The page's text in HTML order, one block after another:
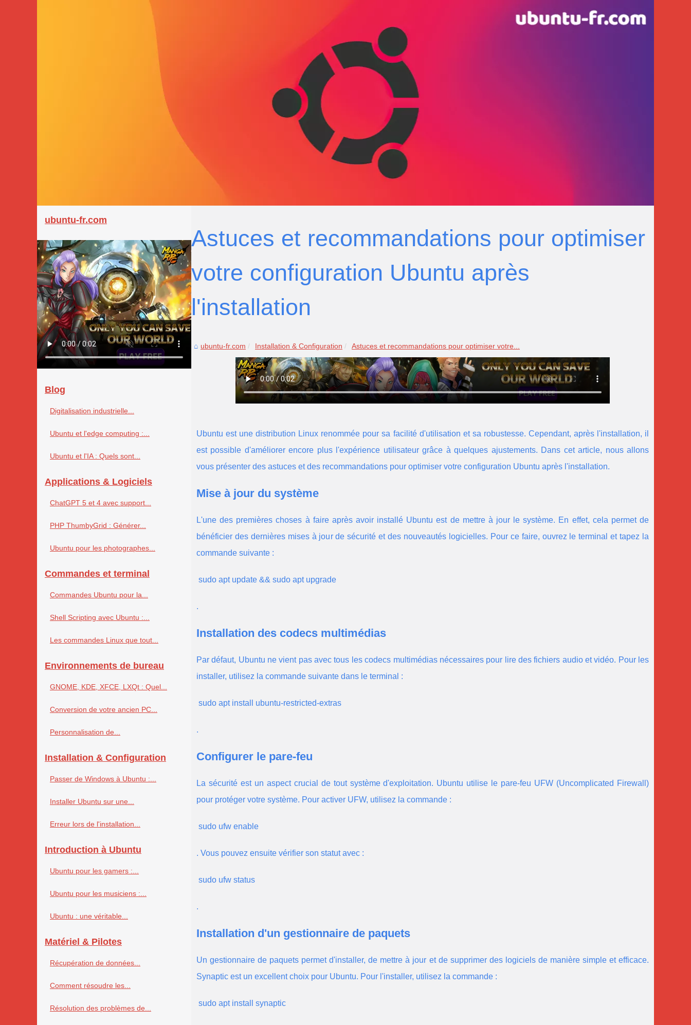
Astuces et recommandations pour optimiser
votre configuration Ubuntu après
l'installation
ubuntu-fr.com Installation & Configuration Astuces et recommandations pour optimiser votre...
Ubuntu est une distribution Linux renommée pour sa facilité d'utilisation et sa robustesse. Cependant, après l'installation, il
est possible d'améliorer encore plus l'expérience utilisateur grâce à quelques ajustements. Dans cet article, nous allons
vous présenter des astuces et des recommandations pour optimiser votre configuration Ubuntu après l'installation.
Mise à jour du système
L'une des premières choses à faire après avoir installé Ubuntu est de mettre à jour le système. En effet, cela permet de
bénéficier des dernières mises à jour de sécurité et des nouveautés logicielles. Pour ce faire, ouvrez le terminal et tapez la
commande suivante :
sudo apt update && sudo apt upgrade
.
Installation des codecs multimédias
Par défaut, Ubuntu ne vient pas avec tous les codecs multimédias nécessaires pour lire des fichiers audio et vidéo. Pour les
installer, utilisez la commande suivante dans le terminal :
sudo apt install ubuntu-restricted-extras
.
Configurer le pare-feu
La sécurité est un aspect crucial de tout système d'exploitation. Ubuntu utilise le pare-feu UFW (Uncomplicated Firewall)
pour protéger votre système. Pour activer UFW, utilisez la commande :
sudo ufw enable
. Vous pouvez ensuite vérifier son statut avec :
sudo ufw status
.
Installation d'un gestionnaire de paquets
Un gestionnaire de paquets permet d'installer, de mettre à jour et de supprimer des logiciels de manière simple et efficace.
Synaptic est un excellent choix pour Ubuntu. Pour l'installer, utilisez la commande :
sudo apt install synaptic
ubuntu-fr.com
Blog
Digitalisation industrielle...
Ubuntu et l'edge computing :...
Ubuntu et l'IA : Quels sont...
Applications & Logiciels
ChatGPT 5 et 4 avec support...
PHP ThumbyGrid : Générer...
Ubuntu pour les photographes...
Commandes et terminal
Commandes Ubuntu pour la...
Shell Scripting avec Ubuntu :...
Les commandes Linux que tout...
Environnements de bureau
GNOME, KDE, XFCE, LXQt : Quel...
Conversion de votre ancien PC...
Personnalisation de...
Installation & Configuration
Passer de Windows à Ubuntu :...
Installer Ubuntu sur une...
Erreur lors de l'installation...
Introduction à Ubuntu
Ubuntu pour les gamers :...
Ubuntu pour les musiciens :...
Ubuntu : une véritable...
Matériel & Pilotes
Récupération de données...
Comment résoudre les...
Résolution des problèmes de...